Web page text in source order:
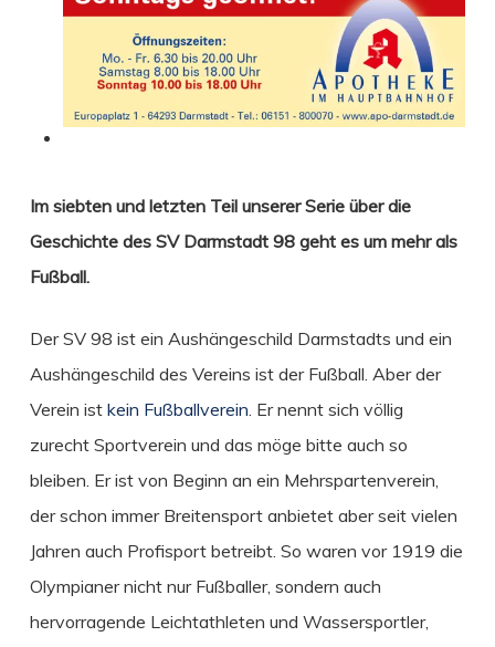
Im siebten und letzten Teil unserer Serie über die
Geschichte des SV Darmstadt 98 geht es um mehr als
Fußball.
Der SV 98 ist ein Aushängeschild Darmstadts und ein
Aushängeschild des Vereins ist der Fußball. Aber der
Verein ist kein Fußballverein . Er nennt sich völlig
zurecht Sportverein und das möge bitte auch so
bleiben. Er ist von Beginn an ein Mehrspartenverein,
der schon immer Breitensport anbietet aber seit vielen
Jahren auch Profisport betreibt. So waren vor 1919 die
Olympianer nicht nur Fußballer, sondern auch
hervorragende Leichtathleten und Wassersportler,